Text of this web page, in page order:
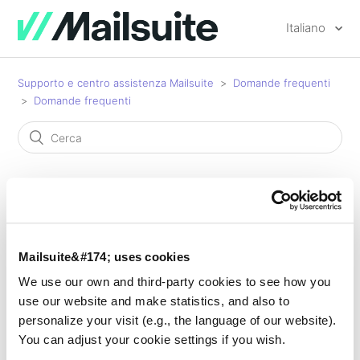
Mailsuite&#174; uses cookies
We use our own and third-party cookies to see how you
use our website and make statistics, and also to
personalize your visit (e.g., the language of our website).
You can adjust your cookie settings if you wish.
Italiano
Supporto e centro assistenza Mailsuite
Domande frequenti
Domande frequenti
email programmate per
essere inviate più tardi?